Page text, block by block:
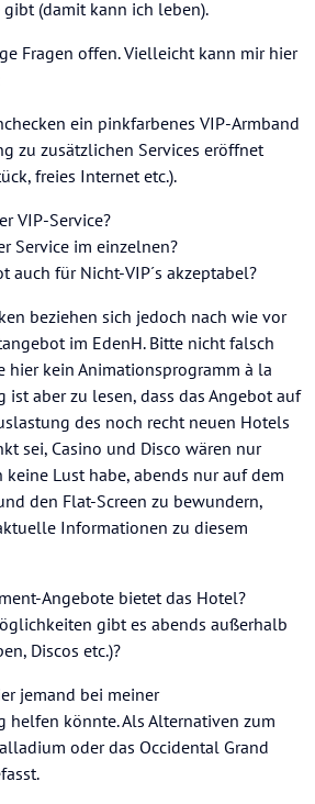
(damit kann ich leben).
Fragen offen. Vielleicht kann mir hier
ein pinkfarbenes VIP-Armband
zu zusätzlichen Services eröffnet
freies Internet etc.).
VIP-Service?
Service im einzelnen?
auch für Nicht-VIP´s akzeptabel?
beziehen sich jedoch nach wie vor
im EdenH. Bitte nicht falsch
hier kein Animationsprogramm à la
ist aber zu lesen, dass das Angebot auf
des noch recht neuen Hotels
sei, Casino und Disco wären nur
keine Lust habe, abends nur auf dem
den Flat-Screen zu bewundern,
Informationen zu diesem
Angebote bietet das Hotel?
gibt es abends außerhalb
Discos etc.)?
jemand bei meiner
helfen könnte. Als Alternativen zum
oder das Occidental Grand